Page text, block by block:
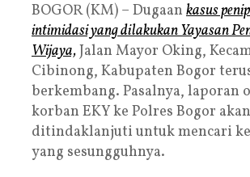
BOGOR (KM) – Dugaan kasus
intimidasi yang dilakukan Yayasan
Wijaya,Jalan Mayor Oking,
Cibinong, Kabupaten Bogor
berkembang. Pasalnya, laporan
korban EKY ke Polres Bogor
ditindaklanjuti untuk mencari
yang sesungguhnya.